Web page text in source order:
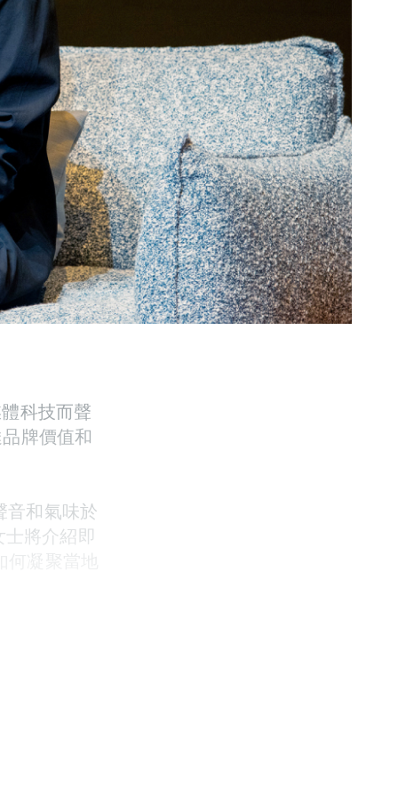
科技而聲
牌價值和
音和氣味於
將介紹即